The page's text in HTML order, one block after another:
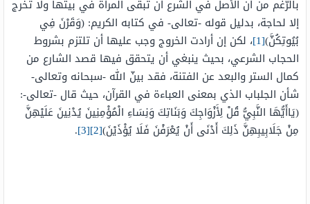
بالرّغم من أن الأصل في الشّرع أن تبقى المرأة في بيتها ولا تخرج
إلا لحاجة، بدليل قوله -تعالى- في كتابه الكريم: (وَقَرْنَ فِي
بُيُوتِكُنَّ)[1] ، لكن إن أرادت الخروج وجب عليها أن تلتزم بشروط
الحجاب الشرعي، بحيث ينبغي أن يتحقق فيها قصد الشارع من
كمال الستر والبعد عن الفتنة، فقد بينّ الله -سبحانه وتعالى-
شأن الجلباب الذي بمعنى العباءة في القرآن، حيث قال -تعالى-:
(يَاأَيُّهَا النَّبِيُّ قُلْ لِأَزْوَاجِكَ وَبَنَاتِكَ وَنِسَاءِ الْمُؤْمِنِينَ يُدْنِينَ عَلَيْهِنَّ
مِنْ جَلَابِيبِهِنَّ ذَلِكَ أَدْنَى أَنْ يُعْرَفْنَ فَلَا يُؤْذَيْنَ)[2]
[3]
.